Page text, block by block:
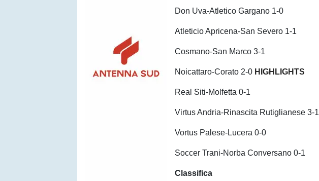
Don Uva-Atletico Gargano 1-0
Atleticio Apricena-San Severo 1-1
Cosmano-San Marco 3-1
Noicattaro-Corato 2-0 HIGHLIGHTS
Real Siti-Molfetta 0-1
Virtus Andria-Rinascita Rutiglianese 3-1
Vortus Palese-Lucera 0-0
Soccer Trani-Norba Conversano 0-1
Classifica